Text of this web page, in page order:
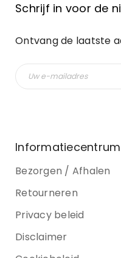
Schrijf in voor de
Ontvang de laatste
Informatiecentrum
Bezorgen / Afhalen
Retourneren
Privacy beleid
Disclaimer